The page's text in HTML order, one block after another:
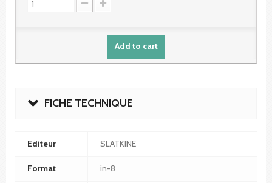
Add to cart
FICHE TECHNIQUE
Editeur SLATKINE
Format in-8